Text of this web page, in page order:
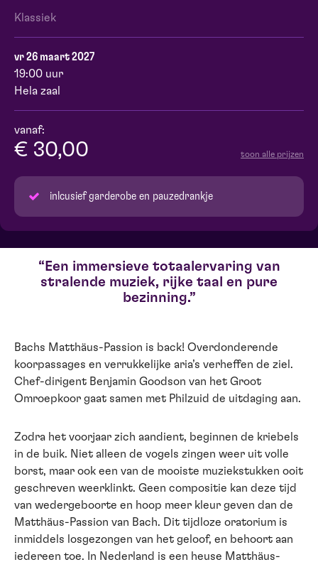
Klassiek
vr 26 maart 2027
19:00 uur
Hela zaal
vanaf:
€ 30,00 toon alle prijzen
inlcusief garderobe en pauzedrankje
Een immersieve totaalervaring van
stralende muziek, rijke taal en pure
bezinning.
Bachs Matthäus-Passion is back! Overdonderende
koorpassages en verrukkelijke aria’s verheffen de ziel.
Chef-dirigent Benjamin Goodson van het Groot
Omroepkoor gaat samen met Philzuid de uitdaging aan.
Zodra het voorjaar zich aandient, beginnen de kriebels
in de buik. Niet alleen de vogels zingen weer uit volle
borst, maar ook een van de mooiste muziekstukken ooit
geschreven weerklinkt. Geen compositie kan deze tijd
van wedergeboorte en hoop meer kleur geven dan de
Matthäus-Passion van Bach. Dit tijdloze oratorium is
inmiddels losgezongen van het geloof, en behoort aan
iedereen toe. In Nederland is een heuse Matthäus-